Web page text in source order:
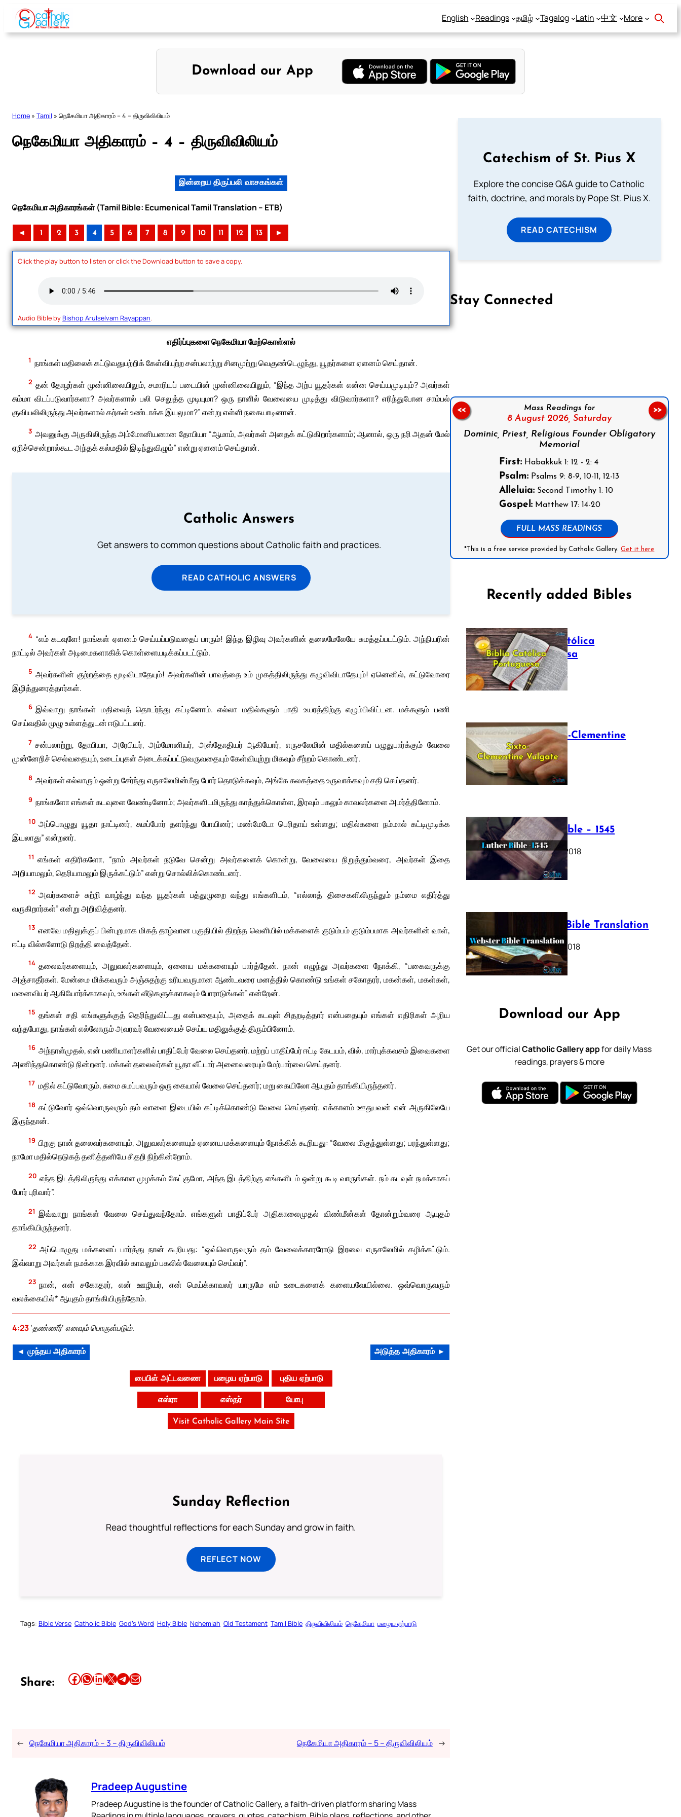
Skip
content
English Readings தமிழ் Tagalog Latin 中文 More
Download our App
Home » Tamil » நெகேமியா அதிகாரம் – 4 – திருவிவிலியம்
நெகேமியா அதிகாரம் – 4 – திருவிவிலியம்
இன்றைய திருப்பலி வாசகங்கள்
நெகேமியா அதிகாரங்கள் (Tamil Bible: Ecumenical Tamil Translation – ETB)
◄ 1 2 3 4 5 6 7 8 9 10 11 12 13 ►
Click the play button to listen or click the Download button to save a copy.
Audio Bible byBishop Arulselvam Rayappan.
எதிர்ப்புகளை நெகேமியா மேற்கொள்ளல்
1 நாங்கள் மதிலைக் கட்டுவதுபற்றிக் கேள்வியுற்ற சன்பலாற்று சினமுற்று வெகுண்டெழுந்து, யூதர்களை ஏளனம் செய்தான்.
2 தன் தோழர்கள் முன்னிலையிலும், சமாரியப் படையின் முன்னிலையிலும், “இந்த அற்ப யூதர்கள் என்ன செய்யமுடியும்? அவர்கள்
சும்மா விடப்படுவார்களா? அவர்களால் பலி செலுத்த முடியுமா? ஒரு நாளில் வேலையை முடித்து விடுவார்களா? எரிந்துபோன சாம்பல்
குவியலிலிருந்து அவர்களால் கற்கள் உண்டாக்க இயலுமா?” என்று எள்ளி நகையாடினான்.
3 அவனுக்கு அருகிலிருந்த அம்மோனியனான தோபியா “ஆமாம், அவர்கள் அதைக் கட்டுகிறார்களாம்; ஆனால், ஒரு நரி அதன் மேல்
ஏறிச்சென்றால்கூட அந்தக் கல்மதில் இடிந்துவிழும்” என்று ஏளனம் செய்தான்.
Catholic Answers
Get answers to common questions about Catholic faith and practices.
READ CATHOLIC ANSWERS
4 “எம் கடவுளே! நாங்கள் ஏளனம் செய்யப்படுவதைப் பாரும்! இந்த இழிவு அவர்களின் தலைமேலேயே சுமத்தப்படட்டும். அந்நியரின்
நாட்டில் அவர்கள் அடிமைகளாகிக் கொள்ளையடிக்கப்படட்டும்.
5 அவர்களின் குற்றத்தை மூடிவிடாதேயும்! அவர்களின் பாவத்தை உம் முகத்திலிருந்து கழுவிவிடாதேயும்! ஏனெனில், கட்டுவோரை
இழித்துரைத்தார்கள்.
6 இவ்வாறு நாங்கள் மதிலைத் தொடர்ந்து கட்டினோம். எல்லா மதில்களும் பாதி உயரத்திற்கு எழும்பிவிட்டன. மக்களும் பணி
செய்வதில் முழு உள்ளத்துடன் ஈடுபட்டனர்.
7 சன்பலாற்று, தோபியா, அரேபியர், அம்மோனியர், அஸ்தோதியர் ஆகியோர், எருசலேமின் மதில்களைப் பழுதுபார்க்கும் வேலை
முன்னேறிச் செல்வதையும், உடைப்புகள் அடைக்கப்பட்டுவருவதையும் கேள்வியுற்று மிகவும் சீற்றம் கொண்டனர்.
8 அவர்கள் எல்லாரும் ஒன்று சேர்ந்து எருசலேமின்மீது போர் தொடுக்கவும், அங்கே கலகத்தை உருவாக்கவும் சதி செய்தனர்.
9 நாங்களோ எங்கள் கடவுளை வேண்டினோம்; அவர்களிடமிருந்து காத்துக்கொள்ள, இரவும் பகலும் காவலர்களை அமர்த்தினோம்.
10 அப்பொழுது யூதா நாட்டினர், சுமப்போர் தளர்ந்து போயினர்; மண்மேடோ பெரிதாய் உள்ளது; மதில்களை நம்மால் கட்டிமுடிக்க
இயலாது” என்றனர்.
11 எங்கள் எதிரிகளோ, “நாம் அவர்கள் நடுவே சென்று அவர்களைக் கொன்று, வேலையை நிறுத்தும்வரை, அவர்கள் இதை
அறியாமலும், தெரியாமலும் இருக்கட்டும்” என்று சொல்லிக்கொண்டனர்.
12 அவர்களைச் சுற்றி வாழ்ந்து வந்த யூதர்கள் பத்துமுறை வந்து எங்களிடம், “எல்லாத் திசைகளிலிருந்தும் நம்மை எதிர்த்து
வருகிறார்கள்” என்று அறிவித்தனர்.
13 எனவே மதிலுக்குப் பின்புறமாக மிகத் தாழ்வான பகுதியில் திறந்த வெளியில் மக்களைக் குடும்பம் குடும்பமாக அவர்களின் வாள்,
ஈட்டி வில்களோடு நிறத்தி வைத்தேன்.
14 தலைவர்களையும், அலுவலர்களையும், ஏனைய மக்களையும் பார்த்தேன். நான் எழுந்து அவர்களை நோக்கி, “பகைவருக்கு
அஞ்சாதீர்கள். மேன்மை மிக்கவரும் அஞ்சுதற்கு உரியவருமான ஆண்டவரை மனத்தில் கொண்டு உங்கள் சகோதரர், மகன்கள், மகள்கள்,
மனைவியர் ஆகியோர்க்காகவும், உங்கள் வீடுகளுக்காகவும் போராடுங்கள்” என்றேன்.
15 தங்கள் சதி எங்களுக்குத் தெரிந்துவிட்டது என்பதையும், அதைக் கடவுள் சிதறடித்தார் என்பதையும் எங்கள் எதிரிகள் அறிய
வந்தபோது, நாங்கள் எல்லோரும் அவரவர் வேலையைச் செய்ய மதிலுக்குத் திரும்பினோம்.
16 அந்நாள்முதல், என் பணியாளர்களில் பாதிப்பேர் வேலை செய்தனர். மற்றப் பாதிப்பேர் ஈட்டி கேடயம், வில், மார்புக்கவசம் இவைகளை
அணிந்துகொண்டு நின்றனர். மக்கள் தலைவர்கள் யூதா வீட்டார் அனைவரையும் மேற்பார்வை செய்தனர்.
17 மதில் கட்டுவோரும், சுமை சுமப்பவரும் ஒரு கையால் வேலை செய்தனர்; மறு கையிலோ ஆயுதம் தாங்கியிருந்தனர்.
18 கட்டுவோர் ஒவ்வொருவரும் தம் வாளை இடையில் கட்டிக்கொண்டு வேலை செய்தனர். எக்காளம் ஊதுபவன் என் அருகிலேயே
இருந்தான்.
19 பிறகு நான் தலைவர்களையும், அலுவலர்களையும் ஏனைய மக்களையும் நோக்கிக் கூறியது: “வேலை மிகுந்துள்ளது; பரந்துள்ளது;
நாமோ மதில்நெடுகத் தனித்தனியே சிதறி நிற்கின்றோம்.
20 எந்த இடத்திலிருந்து எக்காள முழக்கம் கேட்குமோ, அந்த இடத்திற்கு எங்களிடம் ஒன்று கூடி வாருங்கள். நம் கடவுள் நமக்காகப்
போர் புரிவார்”.
21 இவ்வாறு நாங்கள் வேலை செய்துவந்தோம். எங்களுள் பாதிப்பேர் அதிகாலைமுதல் விண்மீன்கள் தோன்றும்வரை ஆயுதம்
தாங்கியிருந்தனர்.
22 அப்பொழுது மக்களைப் பார்த்து நான் கூறியது: “ஒவ்வொருவரும் தம் வேலைக்காரரோடு இரவை எருசலேமில் கழிக்கட்டும்.
இவ்வாறு அவர்கள் நமக்காக இரவில் காவலும் பகலில் வேலையும் செய்வர்”.
23 நான், என் சகோதரர், என் ஊழியர், என் மெய்க்காவலர் யாருமே எம் உடைகளைக் களையவேயில்லை. ஒவ்வொருவரும்
வலக்கையில்* ஆயுதம் தாங்கியிருந்தோம்.
4:23‘தண்ணீர்’ எனவும் பொருள்படும்.
◄ முந்தய அதிகாரம் அடுத்த அதிகாரம் ►
பைபிள் அட்டவணை பழைய ஏற்பாடு புதிய ஏற்பாடு
எஸ்ரா எஸ்தர் யோபு
Visit Catholic Gallery Main Site
Sunday Reflection
Read thoughtful reflections for each Sunday and grow in faith.
REFLECT NOW
Tags: Bible Verse Catholic Bible God’s Word Holy Bible Nehemiah Old Testament Tamil Bible திருவிவிலியம் நெகேமியா பழைய ஏற்பாடு
Share: Share this article on Facebook Share this article on WhatsApp Share this article on LinkedIn Share this article on X Share this article on TelegramEmail this Article
← நெகேமியா அதிகாரம் – 3 – திருவிவிலியம் நெகேமியா அதிகாரம் – 5 – திருவிவிலியம் →
Pradeep Augustine
Pradeep Augustine is the founder of Catholic Gallery, a faith-driven platform sharing Mass
Catechism of St. Pius X
Explore the concise Q&A guide to Catholic
faith, doctrine, and morals by Pope St. Pius X.
READ CATECHISM
Stay Connected
Mass Readings for
8 August 2026, Saturday
Dominic, Priest, Religious Founder Obligatory
Memorial
First: Habakkuk 1: 12 - 2: 4
Psalm: Psalms 9: 8-9, 10-11, 12-13
Alleluia: Second Timothy 1: 10
Gospel: Matthew 17: 14-20
FULL MASS READINGS
*This is a free service provided by Catholic Gallery.Get it here
<< >>
Recently added Bibles
Bíblia Católica
Portuguesa
July 16, 2025
The Sixto-Clementine
Vulgate
July 12, 2025
Luther Bible – 1545
October 17, 2018
Webster Bible Translation
October 11, 2018
Download our App
Get our officialCatholic Gallery appfor daily Mass
readings, prayers & more